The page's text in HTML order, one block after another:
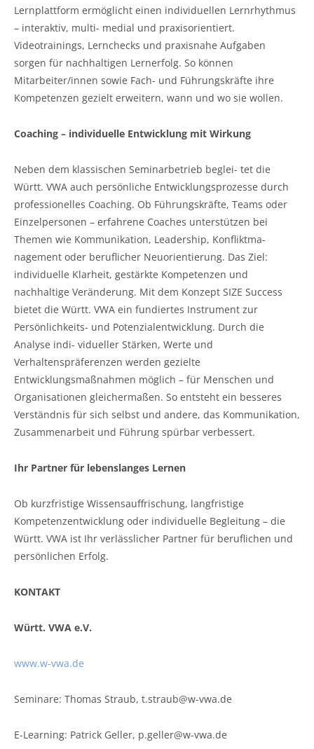
Lernplattform ermöglicht einen individuellen Lernrhythmus
– interaktiv, multi- medial und praxisorientiert.
Videotrainings, Lernchecks und praxisnahe Aufgaben
sorgen für nachhaltigen Lernerfolg. So können
Mitarbeiter/innen sowie Fach- und Führungskräfte ihre
Kompetenzen gezielt erweitern, wann und wo sie wollen.
Coaching – individuelle Entwicklung mit Wirkung
Neben dem klassischen Seminarbetrieb beglei- tet die
Württ. VWA auch persönliche Entwicklungsprozesse durch
professionelles Coaching. Ob Führungskräfte, Teams oder
Einzelpersonen – erfahrene Coaches unterstützen bei
Themen wie Kommunikation, Leadership, Konfliktma-
nagement oder beruflicher Neuorientierung. Das Ziel:
individuelle Klarheit, gestärkte Kompetenzen und
nachhaltige Veränderung. Mit dem Konzept SIZE Success
bietet die Württ. VWA ein fundiertes Instrument zur
Persönlichkeits- und Potenzialentwicklung. Durch die
Analyse indi- vidueller Stärken, Werte und
Verhaltenspräferenzen werden gezielte
Entwicklungsmaßnahmen möglich – für Menschen und
Organisationen gleichermaßen. So entsteht ein besseres
Verständnis für sich selbst und andere, das Kommunikation,
Zusammenarbeit und Führung spürbar verbessert.
Ihr Partner für lebenslanges Lernen
Ob kurzfristige Wissensauffrischung, langfristige
Kompetenzentwicklung oder individuelle Begleitung – die
Württ. VWA ist Ihr verlässlicher Partner für beruflichen und
persönlichen Erfolg.
KONTAKT
Württ. VWA e.V.
www.w-vwa.de
Seminare: Thomas Straub, t.straub@w-vwa.de
E-Learning: Patrick Geller, p.geller@w-vwa.de